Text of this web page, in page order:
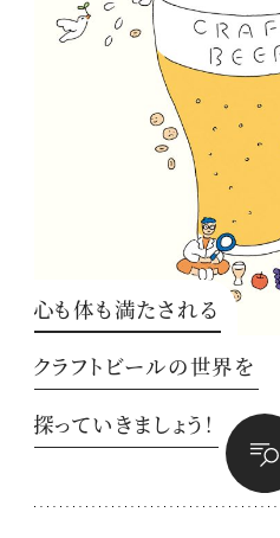
心も体も満たされる
クラフトビールの世界を
探っていきましょう！